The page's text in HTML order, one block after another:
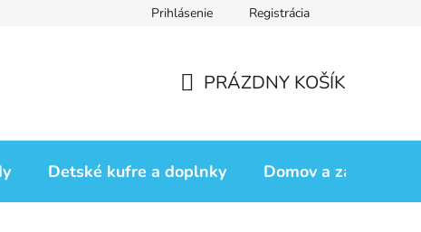
Vrátenie tovaru Obchodné podmienky
Prihlásenie Registrácia
KOŠÍK
PRÁZDNY KOŠÍK
Detské kufre a doplnky Domov a záhrada